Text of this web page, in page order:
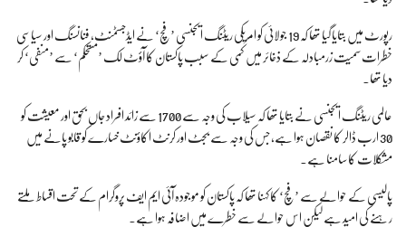
رپورٹ میں بتایا گیا تھا کہ 19 جولائی کو امریکی ریٹنگ ایجنسی ’فچ‘ نے ایڈجسٹمنٹ، فنانسنگ اور سیاسی
خطرات سمیت زرمبادلہ کے ذخائر میں کمی کے سبب پاکستان کا آؤٹ لک ’مستحکم‘ سے ’منفی‘ کر
دیا تھا۔
عالمی ریٹنگ ایجنسی نے بتایا تھا کہ سیلاب کی وجہ سے 1700 سے زائد افراد جاں بحق اور معیشت کو
30 ارب ڈالر کا نقصان ہوا ہے، جس کی وجہ سے بجٹ اور کرنٹ اکاؤنٹ خسارے کو قابو پانے میں
مشکلات کا سامنا ہے۔
پالیسی کے حوالے سے ’فچ‘ کا کہنا تھا کہ پاکستان کو موجودہ آئی ایم ایف پروگرام کے تحت اقساط ملتے
رہنے کی امید ہے لیکن اس حوالے سے خطرے میں اضافہ ہوا ہے۔